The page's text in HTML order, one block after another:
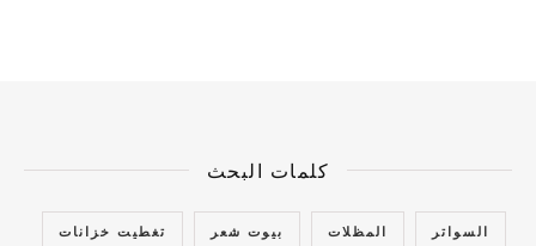
كلمات البحث
السواتر المظلات بيوت شعر تغطيت خزانات